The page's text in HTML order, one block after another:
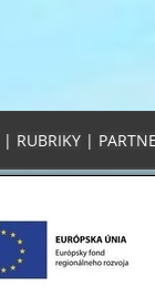
| RUBRIKY |